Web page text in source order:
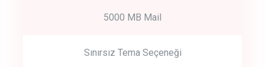
5000 MB Mail
Sınırsız Tema Seçeneği